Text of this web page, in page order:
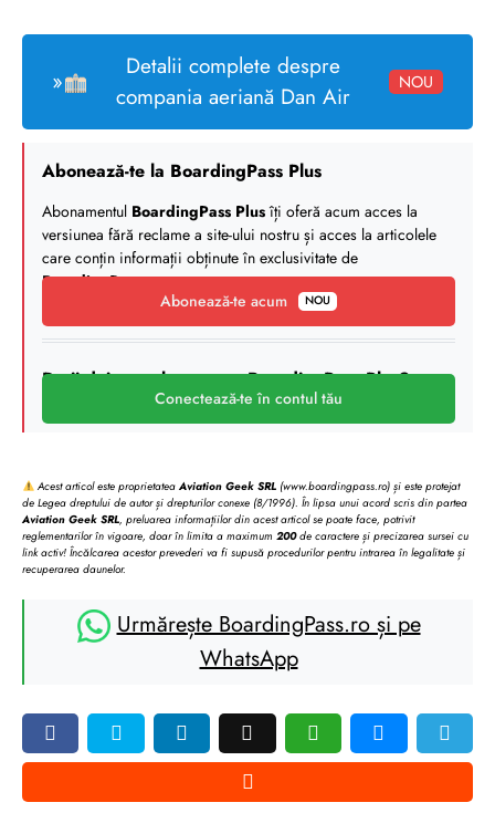
»
Detalii complete despre
compania aeriană Dan Air
NOU
Abonează-te la BoardingPass Plus
Abonamentul BoardingPass Plusîți oferă acum acces la
versiunea fără reclame a site-ului nostru și acces la articolele
care conțin informații obținute în exclusivitate de
BoardingPass.
Abonează-te acum
NOU
Deții deja un abonament BoardingPass Plus?
Conectează-te în contul tău
Acest articol este proprietateaAviation Geek SRL (www.boardingpass.ro) și este protejat
de Legea dreptului de autor și drepturilor conexe (8/1996). În lipsa unui acord scris din partea
Aviation Geek SRL, preluarea informațiilor din acest articol se poate face, potrivit
reglementarilor în vigoare, doar în limita a maximum 200de caractere și precizarea sursei cu
link activ! Încălcarea acestor prevederi va fi supusă procedurilor pentru intrarea în legalitate și
recuperarea daunelor.
Urmărește BoardingPass.ro și pe
WhatsApp